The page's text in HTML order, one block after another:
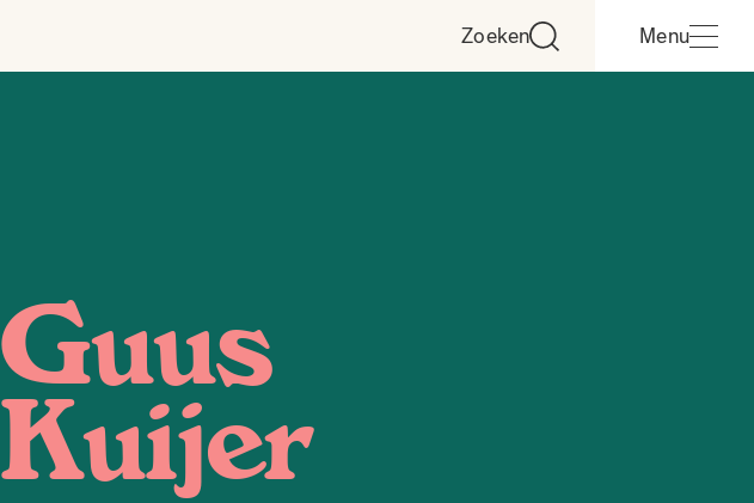
Zoeken Menu
Guus
Kuijer